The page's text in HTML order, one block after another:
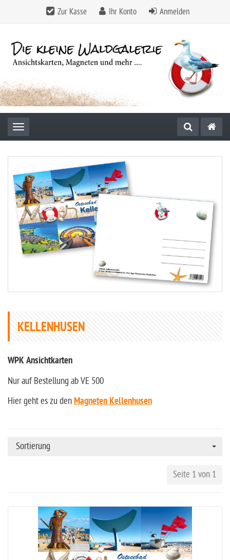
Zur Kasse Ihr Konto Anmelden
Toggle navigation
KELLENHUSEN
WPK Ansichtkarten
Nur auf Bestellung ab VE 500
Hier geht es zu denMagneten Kellenhusen
Sortierung
Seite 1 von 1